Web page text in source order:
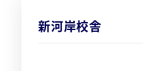
新河岸校舎